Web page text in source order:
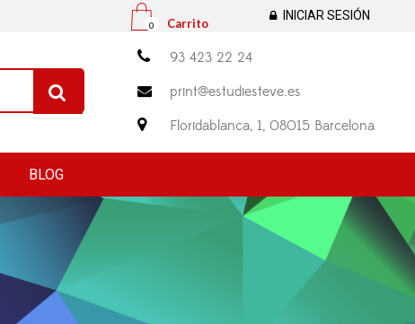
INICIAR SESIÓN
0 Carrito
 93 423 22 24
 print@estudiesteve.es
 Floridablanca, 1, 08015 Barcelona
BLOG